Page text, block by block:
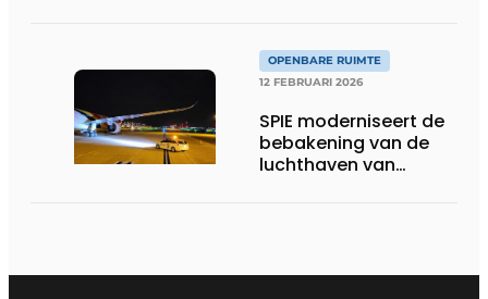
in Canada
OPENBARE RUIMTE
12 FEBRUARI 2026
SPIE moderniseert de
bebakening van de
luchthaven van